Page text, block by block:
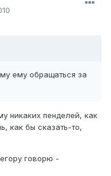
ему обращаться за
никаких пенделей, как
как бы сказать-то,
говорю -